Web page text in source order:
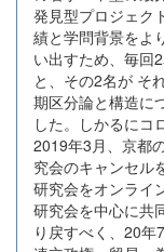
発見型プロジェク
績と学問背景をよ
い出すため、毎回
と、その2名が そ
期区分論と構造に
した。しかるにコ
2019年3月、京都
究会のキャンセル
研究会をオンライ
研究会を中心に共
り戻すべく、20